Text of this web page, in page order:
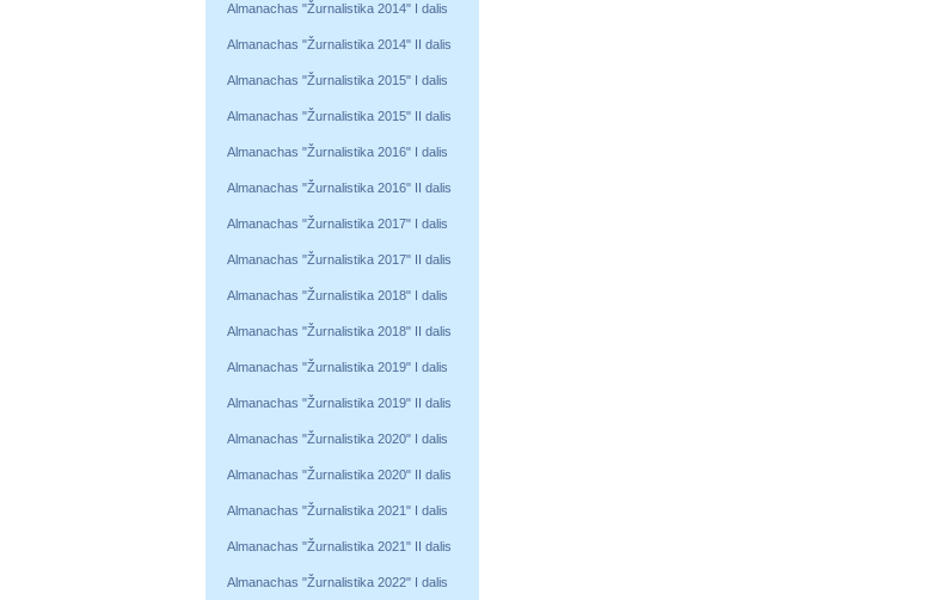
Almanachas "Žurnalistika 2014" I dalis
Almanachas "Žurnalistika 2014" II dalis
Almanachas "Žurnalistika 2015" I dalis
Almanachas "Žurnalistika 2015" II dalis
Almanachas "Žurnalistika 2016" I dalis
Almanachas "Žurnalistika 2016" II dalis
Almanachas "Žurnalistika 2017" I dalis
Almanachas "Žurnalistika 2017" II dalis
Almanachas "Žurnalistika 2018" I dalis
Almanachas "Žurnalistika 2018" II dalis
Almanachas "Žurnalistika 2019" I dalis
Almanachas "Žurnalistika 2019" II dalis
Almanachas "Žurnalistika 2020" I dalis
Almanachas "Žurnalistika 2020" II dalis
Almanachas "Žurnalistika 2021" I dalis
Almanachas "Žurnalistika 2021" II dalis
Almanachas "Žurnalistika 2022" I dalis